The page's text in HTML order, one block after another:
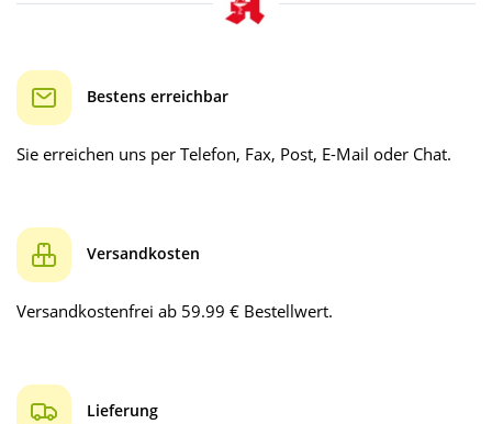
Bestens erreichbar
Sie erreichen uns per Telefon, Fax, Post, E-Mail oder Chat.
Versandkosten
Versandkostenfrei ab 59.99 € Bestellwert.
Lieferung